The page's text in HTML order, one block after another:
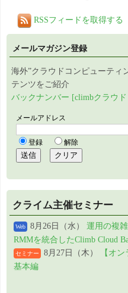
RSSフィードを取得する
メールマガジン登録
海外”クラウドコンピューティ
テンツをご紹介
バックナンバー [climbクラウ
クライム主催セミナー
Web 8月26日（水） 運用の複
RMMを統合したClimb Cloud
セミナー 8月27日（木）
【オ
基本編